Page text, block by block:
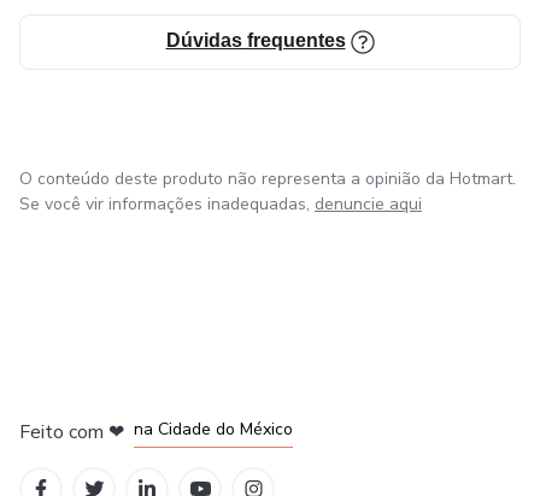
Dúvidas frequentes
O conteúdo deste produto não representa a opinião da Hotmart.
Se você vir informações inadequadas, denuncie aqui
Feito com ❤ na Cidade do México